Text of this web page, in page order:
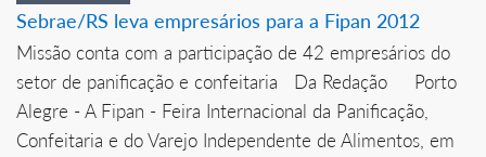
Sebrae/RS leva empresários para a Fipan 2012
Missão conta com a participação de 42 empresários do
setor de panificação e confeitaria Da Redação Porto
Alegre - A Fipan - Feira Internacional da Panificação,
Confeitaria e do Varejo Independente de Alimentos, em